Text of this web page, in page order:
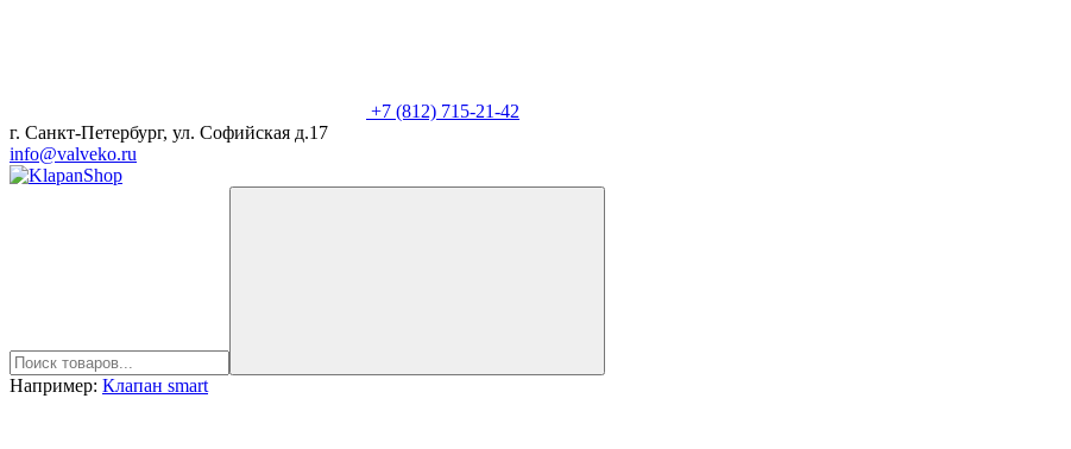
+7 (812) 715-21-42
г. Санкт-Петербург, ул. Софийская д.17
info@valveko.ru
Например: Клапан smart